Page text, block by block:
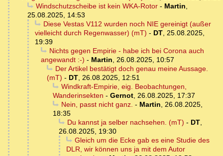
Windschutzscheibe ist kein WKA-Rotor- Martin,
25.08.2025, 14:53
Diese Vestas V112 wurden noch NIE gereinigt (außer
vielleicht durch Regenwasser) (mT) - DT, 25.08.2025,
19:39
Nichts gegen Empirie - habe ich bei Corona auch
angewandt :-) - Martin, 26.08.2025, 10:57
Der Artikel bestätigt doch genau meine Aussage.
(mT) - DT, 26.08.2025, 12:51
Windkraft-Empirie, eig. Beobachtungen,
Wanderinsekten - Gernot, 26.08.2025, 17:37
Nein, passt nicht ganz. - Martin, 26.08.2025,
18:35
Du kannst ja selber nachsehen. (mT) - DT,
26.08.2025, 19:30
Gleich um die Ecke gab es eine Studie des
DLR, wir können uns ja mit dem Autor